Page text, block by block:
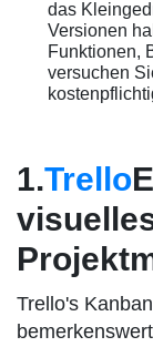
das
Versionen
Funktionen,
versuchen
1.Trello
Trello's